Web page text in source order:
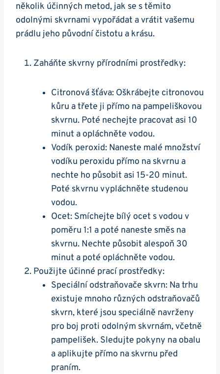
několik účinných metod, jak se s těmito
odolnými skvrnami vypořádat a vrátit vašemu
prádlu jeho původní čistotu a krásu.
Zaháňte skvrny přírodními prostředky:
Citronová šťáva: Oškrábejte citronovou
kůru a třete ji přímo na pampeliškovou
skvrnu. Poté nechejte pracovat asi 10
minut a opláchněte vodou.
Vodík peroxid: Naneste malé množství
vodíku peroxidu přímo na skvrnu a
nechte ho působit asi 15-20 minut.
Poté skvrnu vypláchněte studenou
vodou.
Ocet: Smíchejte bílý ocet s vodou v
poměru 1:1 a poté naneste směs na
skvrnu. Nechte působit alespoň 30
minut a poté opláchněte vodou.
Použijte účinné prací prostředky:
Speciální odstraňovače skvrn: Na trhu
existuje mnoho různých odstraňovačů
skvrn, které jsou speciálně navrženy
pro boj proti odolným skvrnám, včetně
pampelišek. Sledujte pokyny na obalu
a aplikujte přímo na skvrnu před
praním.